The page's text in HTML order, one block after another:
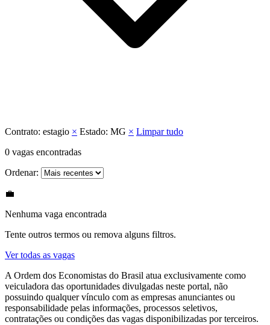
Contrato: estagio × Estado: MG × Limpar tudo
0 vagas encontradas
Ordenar:
💼
Nenhuma vaga encontrada
Tente outros termos ou remova alguns filtros.
Ver todas as vagas
A Ordem dos Economistas do Brasil atua exclusivamente como
veiculadora das oportunidades divulgadas neste portal, não
possuindo qualquer vínculo com as empresas anunciantes ou
responsabilidade pelas informações, processos seletivos,
contratações ou condições das vagas disponibilizadas por terceiros.